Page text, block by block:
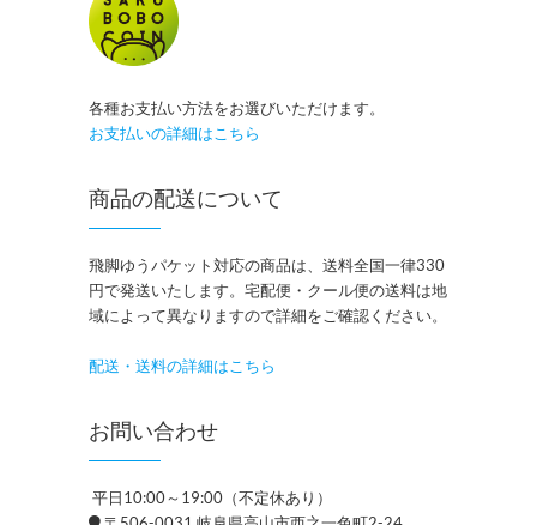
各種お支払い方法をお選びいただけます。
お支払いの詳細はこちら
商品の配送について
飛脚ゆうパケット対応の商品は、送料全国一律330
円で発送いたします。宅配便・クール便の送料は地
域によって異なりますので詳細をご確認ください。
配送・送料の詳細はこちら
お問い合わせ
平日10:00～19:00（不定休あり）